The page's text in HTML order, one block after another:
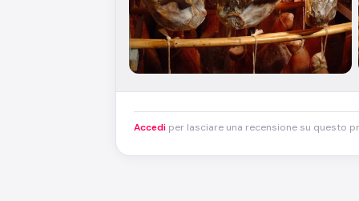
Accedi per lasciare una recensione su questo